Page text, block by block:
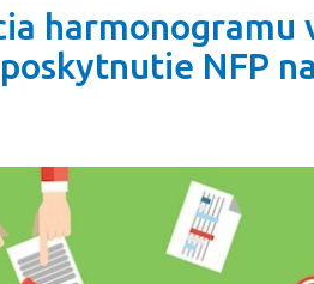
harmonogramu
NFP